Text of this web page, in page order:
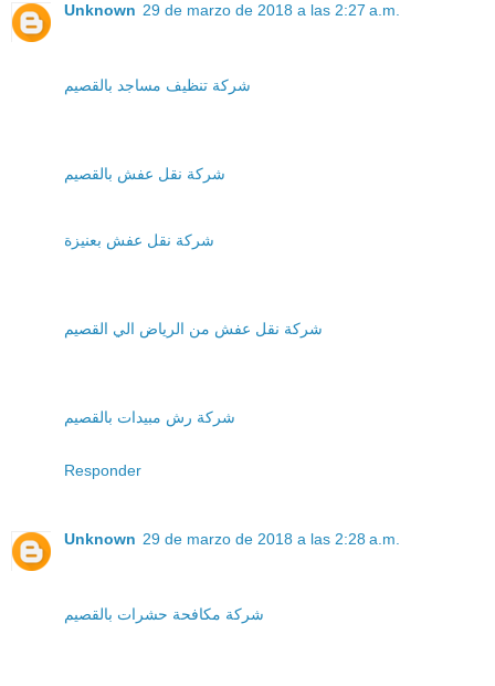
Unknown 29 de marzo de 2018 a las 2:27 a.m.
شركة تنظيف مساجد بالقصيم
شركة نقل عفش بالقصيم
شركة نقل عفش بعنيزة
شركة نقل عفش من الرياض الي القصيم
شركة رش مبيدات بالقصيم
Responder
Unknown 29 de marzo de 2018 a las 2:28 a.m.
شركة مكافحة حشرات بالقصيم